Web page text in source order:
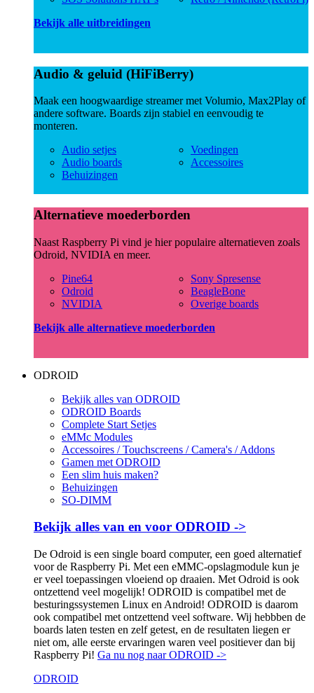
Bekijk alle uitbreidingen
Audio & geluid (HiFiBerry)
Maak een hoogwaardige streamer met Volumio, Max2Play of
andere software. Boards zijn stabiel en eenvoudig te
monteren.
Audio setjes
Audio boards
Behuizingen
Voedingen
Accessoires
Alternatieve moederborden
Naast Raspberry Pi vind je hier populaire alternatieven zoals
Odroid, NVIDIA en meer.
Pine64
Odroid
NVIDIA
Sony Spresense
BeagleBone
Overige boards
Bekijk alle alternatieve moederborden
ODROID
Bekijk alles van ODROID
ODROID Boards
Complete Start Setjes
eMMc Modules
Accessoires / Touchscreens / Camera's / Addons
Gamen met ODROID
Een slim huis maken?
Behuizingen
SO-DIMM
Bekijk alles van en voor ODROID ->
De Odroid is een single board computer, een goed alternatief
voor de Raspberry Pi. Met een eMMC-opslagmodule kun je
er veel toepassingen vloeiend op draaien. Met Odroid is ook
ontzettend veel mogelijk! ODROID is compatibel met de
besturingssystemen Linux en Android! ODROID is daarom
ook compatibel met ontzettend veel software. Wij hebbben de
boards laten testen en zelf getest, en de resultaten liegen er
niet om, alle eerste ervaringen waren veel positiever dan bij
Raspberry Pi! Ga nu nog naar ODROID ->
ODROID